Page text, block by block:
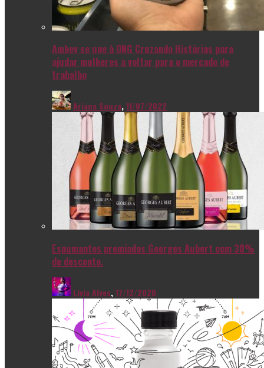
Ambev se une à ONG Cruzando Histórias para
ajudar mulheres a voltar para o mercado de
trabalho
Ariana Souza,11/07/2022
Espumantes premiados Georges Aubert com 30%
de desconto.
Livia Alves,17/12/2020